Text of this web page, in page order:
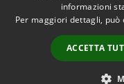
Accessibilità
informazioni
Per maggiori dettagli, può
ACCETTA